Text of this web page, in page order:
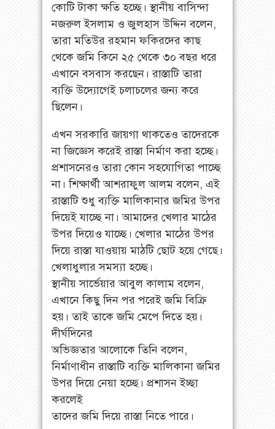
কোটি টাকা ক্ষতি হচ্ছে। স্থানীয় বাসিন্দা
নজরুল ইসলাম ও জুলহাস উদ্দিন বলেন,
তারা মতিউর রহমান ফকিরদের কাছ
থেকে জমি কিনে ২৫ থেকে ৩০ বছর ধরে
এখানে বসবাস করছেন। রাস্তাটি তারা
ব্যক্তি উদ্যোগেই চলাচলের জন্য করে
ছিলেন।
এখন সরকারি জায়গা থাকতেও তাদেরকে
না জিজ্ঞেস করেই রাস্তা নির্মাণ করা হচ্ছে।
প্রশাসনেরও তারা কোন সহযোগিতা পাচ্ছে
না। শিক্ষার্থী আশরাফুল আলম বলেন, এই
রাস্তাটি শুধু ব্যক্তি মালিকানার জমির উপর
দিয়েই যাচ্ছে না। আমাদের খেলার মাঠের
উপর দিয়েও যাচ্ছে। খেলার মাঠের উপর
দিয়ে রাস্তা যাওয়ায় মাঠটি ছোট হয়ে গেছে।
খেলাধুলার সমস্যা হচ্ছে।
স্থানীয় সার্ভেয়ার আবুল কালাম বলেন,
এখানে কিছু দিন পর পরেই জমি বিক্রি
হয়। তাই তাকে জমি মেপে দিতে হয়।
দীর্ঘদিনের
অভিজ্ঞতার আলোকে তিনি বলেন,
নির্মাণাধীন রাস্তাটি ব্যক্তি মালিকানা জমির
উপর দিয়ে নেয়া হচ্ছে। প্রশাসন ইচ্ছা
করলেই
তাদের জমি দিয়ে রাস্তা নিতে পারে।